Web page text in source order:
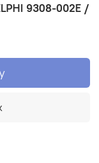
9308-002E /